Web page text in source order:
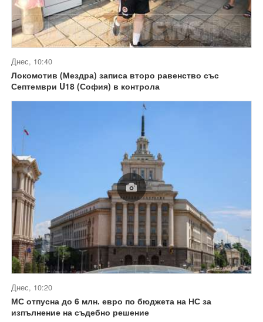
Днес, 10:40
Локомотив (Мездра) записа второ равенство със
Септември U18 (София) в контрола
Днес, 10:20
МС отпусна до 6 млн. евро по бюджета на НС за
изпълнение на съдебно решение